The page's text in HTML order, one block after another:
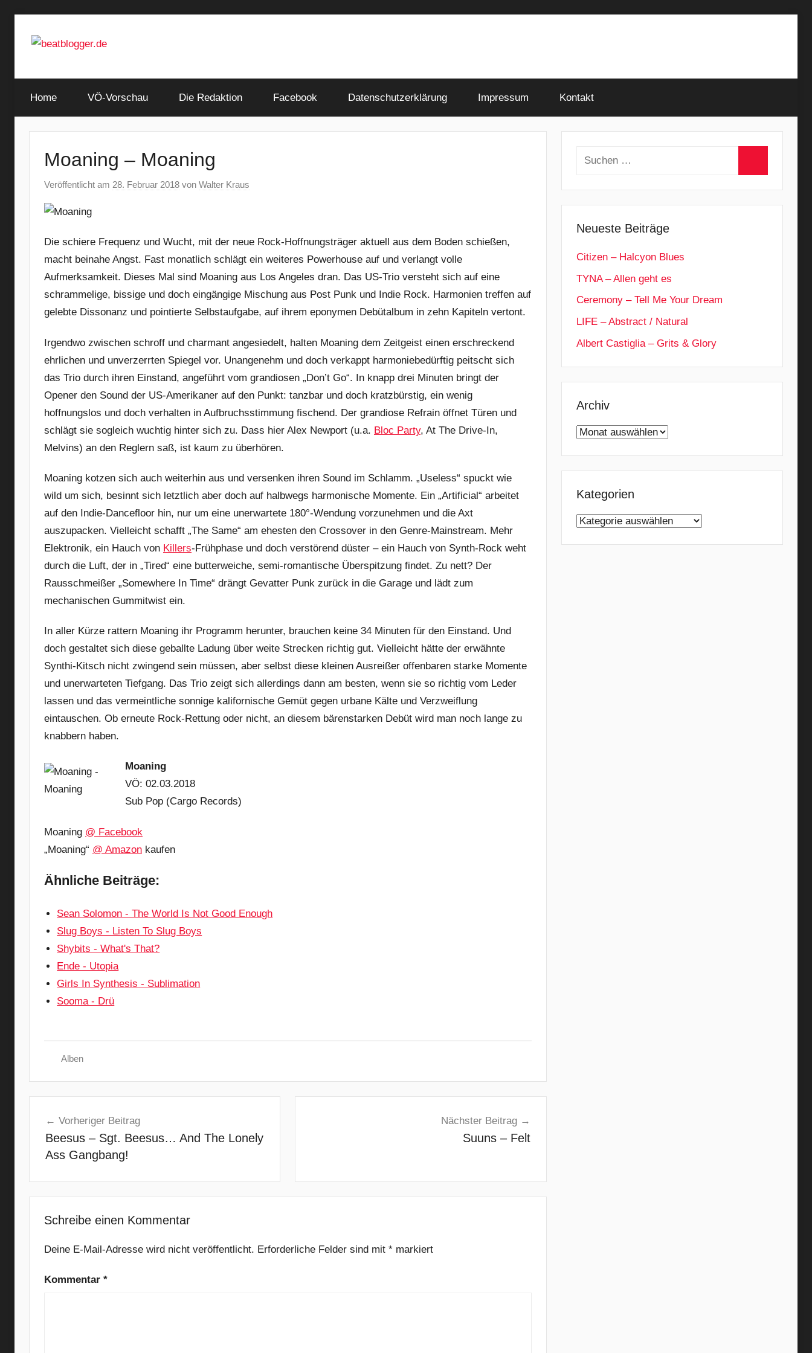
Inhalt
beatblogger.de
and
the
Home VÖ-Vorschau Die Redaktion Facebook Datenschutzerklärung Impressum Kontakt
Moaning – Moaning
Veröffentlicht am 28. Februar 2018 von Walter Kraus
Die schiere Frequenz und Wucht, mit der neue Rock-Hoffnungsträger aktuell aus dem Boden schießen,
macht beinahe Angst. Fast monatlich schlägt ein weiteres Powerhouse auf und verlangt volle
Aufmerksamkeit. Dieses Mal sind Moaning aus Los Angeles dran. Das US-Trio versteht sich auf eine
schrammelige, bissige und doch eingängige Mischung aus Post Punk und Indie Rock. Harmonien treffen auf
gelebte Dissonanz und pointierte Selbstaufgabe, auf ihrem eponymen Debütalbum in zehn Kapiteln vertont.
Irgendwo zwischen schroff und charmant angesiedelt, halten Moaning dem Zeitgeist einen erschreckend
ehrlichen und unverzerrten Spiegel vor. Unangenehm und doch verkappt harmoniebedürftig peitscht sich
das Trio durch ihren Einstand, angeführt vom grandiosen „Don’t Go“. In knapp drei Minuten bringt der
Opener den Sound der US-Amerikaner auf den Punkt: tanzbar und doch kratzbürstig, ein wenig
hoffnungslos und doch verhalten in Aufbruchsstimmung fischend. Der grandiose Refrain öffnet Türen und
schlägt sie sogleich wuchtig hinter sich zu. Dass hier Alex Newport (u.a. Bloc Party, At The Drive-In,
Melvins) an den Reglern saß, ist kaum zu überhören.
Moaning kotzen sich auch weiterhin aus und versenken ihren Sound im Schlamm. „Useless“ spuckt wie
wild um sich, besinnt sich letztlich aber doch auf halbwegs harmonische Momente. Ein „Artificial“ arbeitet
auf den Indie-Dancefloor hin, nur um eine unerwartete 180°-Wendung vorzunehmen und die Axt
auszupacken. Vielleicht schafft „The Same“ am ehesten den Crossover in den Genre-Mainstream. Mehr
Elektronik, ein Hauch von Killers-Frühphase und doch verstörend düster – ein Hauch von Synth-Rock weht
durch die Luft, der in „Tired“ eine butterweiche, semi-romantische Überspitzung findet. Zu nett? Der
Rausschmeißer „Somewhere In Time“ drängt Gevatter Punk zurück in die Garage und lädt zum
mechanischen Gummitwist ein.
In aller Kürze rattern Moaning ihr Programm herunter, brauchen keine 34 Minuten für den Einstand. Und
doch gestaltet sich diese geballte Ladung über weite Strecken richtig gut. Vielleicht hätte der erwähnte
Synthi-Kitsch nicht zwingend sein müssen, aber selbst diese kleinen Ausreißer offenbaren starke Momente
und unerwarteten Tiefgang. Das Trio zeigt sich allerdings dann am besten, wenn sie so richtig vom Leder
lassen und das vermeintliche sonnige kalifornische Gemüt gegen urbane Kälte und Verzweiflung
eintauschen. Ob erneute Rock-Rettung oder nicht, an diesem bärenstarken Debüt wird man noch lange zu
knabbern haben.
Moaning
VÖ: 02.03.2018
Sub Pop (Cargo Records)
Moaning @ Facebook
„Moaning“ @ Amazon kaufen
Ähnliche Beiträge:
Sean Solomon - The World Is Not Good Enough
Slug Boys - Listen To Slug Boys
Shybits - What's That?
Ende - Utopia
Girls In Synthesis - Sublimation
Sooma - Drü
Alben
c
i
a
,
o
Vorheriger Beitrag
Beesus – Sgt. Beesus… And The Lonely
Ass Gangbang!
Nächster Beitrag
Suuns – Felt
Schreibe einen Kommentar
Deine E-Mail-Adresse wird nicht veröffentlicht. Erforderliche Felder sind mit * markiert
Kommentar *
Suchen
Neueste Beiträge
Citizen – Halcyon Blues
TYNA – Allen geht es
Ceremony – Tell Me Your Dream
LIFE – Abstract / Natural
Albert Castiglia – Grits & Glory
Archiv
Archiv
Kategorien
Kategorien